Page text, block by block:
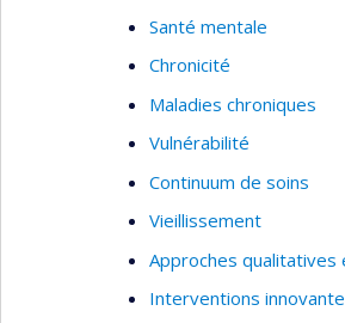
Santé mentale
Chronicité
Maladies chroniques
Vulnérabilité
Continuum de soins
Vieillissement
Approches qualitatives
Interventions